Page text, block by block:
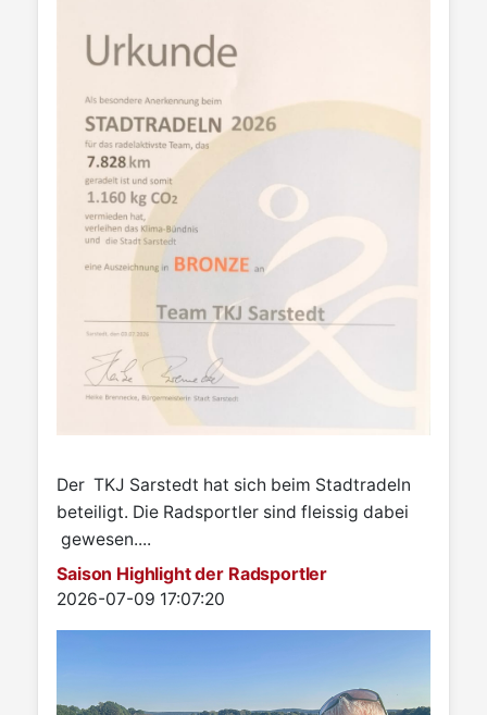
Der TKJ Sarstedt hat sich beim Stadtradeln
beteiligt. Die Radsportler sind fleissig dabei
gewesen....
Saison Highlight der Radsportler
Details
2026-07-09 17:07:20